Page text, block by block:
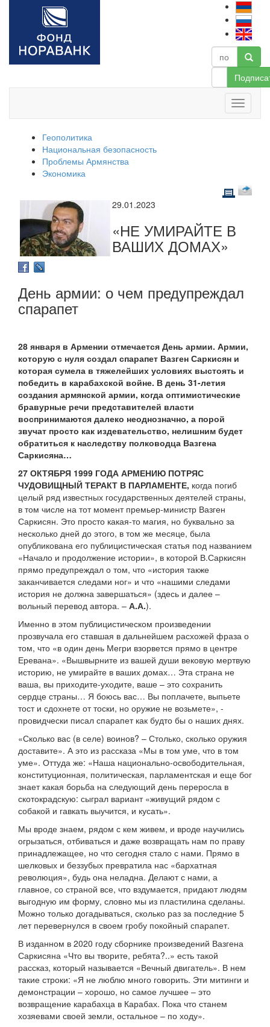
Геополитика
Национальная безопасность
Проблемы Армянства
Экономика
29.01.2023
«НЕ УМИРАЙТЕ В
ВАШИХ ДОМАХ»
День армии: о чем предупреждал
спарапет
28 января в Армении отмечается День армии. Армии,
которую с нуля создал спарапет Вазген Саркисян и
которая сумела в тяжелейших условиях выстоять и
победить в карабахской войне. В день 31-летия
создания армянской армии, когда оптимистические
бравурные речи представителей власти
воспринимаются далеко неоднозначно, а порой
звучат просто как издевательство, нелишним будет
обратиться к наследству полководца Вазгена
Саркисяна…
27 ОКТЯБРЯ 1999 ГОДА АРМЕНИЮ ПОТРЯС
ЧУДОВИЩНЫЙ ТЕРАКТ В ПАРЛАМЕНТЕ, когда погиб
целый ряд известных государственных деятелей страны,
в том числе на тот момент премьер-министр Вазген
Саркисян. Это просто какая-то магия, но буквально за
несколько дней до этого, в том же месяце, была
опубликована его публицистическая статья под названием
«Начало и продолжение истории», в которой В.Саркисян
прямо предупреждал о том, что «история также
заканчивается следами ног» и что «нашими следами
история не должна завершаться» (здесь и далее –
вольный перевод автора. – А.А.).
Именно в этом публицистическом произведении
прозвучала его ставшая в дальнейшем расхожей фраза о
том, что «в один день Мегри взорвется прямо в центре
Еревана». «Вышвырните из вашей души вековую мертвую
историю, не умирайте в ваших домах… Эта страна не
ваша, вы приходите-уходите, ваше – это сохранить
сердце страны… Я боюсь вас… Вы поплачете, выпьете
тост и сдохнете от тоски, но оружие не возьмете», -
провидчески писал спарапет как будто бы о наших днях.
«Сколько вас (в селе) воинов? – Столько, сколько оружия
доставите». А это из рассказа «Мы в том уме, что в том
уме». Оттуда же: «Наша национально-освободительная,
конституционная, политическая, парламентская и еще бог
знает какая борьба на следующий день переросла в
скотокрадскую: сыграл вариант «живущий рядом с
собакой и гавкать выучится, и кусать».
Мы вроде знаем, рядом с кем живем, и вроде научились
огрызаться, отбиваться и даже возвращать нам по праву
принадлежащее, но что сегодня стало с нами. Прямо в
шелковых и беззубых превратила нас «бархатная
революция», будь она неладна. Делают с нами, а
главное, со страной все, что вздумается, придают людям
выгодную им форму, словно мы из пластилина сделаны.
Можно только догадываться, сколько раз за последние 5
лет перевернулся в своем гробу покойный спарапет.
В изданном в 2020 году сборнике произведений Вазгена
Саркисяна «Что вы творите, ребята?..» есть такой
рассказ, который называется «Вечный двигатель». В нем
такие строки: «Я не люблю много говорить. Эти митинги и
демонстрации – хорошо, но самое лучшее – это
возвращение карабахца в Карабах. Пока что станем
хозяевами своей земли, остальное – по ходу».